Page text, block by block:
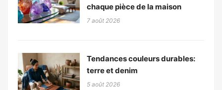
chaque pièce de la maison
7 août 2026
Tendances couleurs durables:
terre et denim
5 août 2026